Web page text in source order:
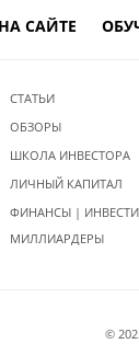
САЙТЕ
СТАТЬИ
ОБЗОРЫ
ШКОЛА ИНВЕСТОРА
ЛИЧНЫЙ КАПИТАЛ
ФИНАНСЫ |
МИЛЛИАРДЕРЫ
©